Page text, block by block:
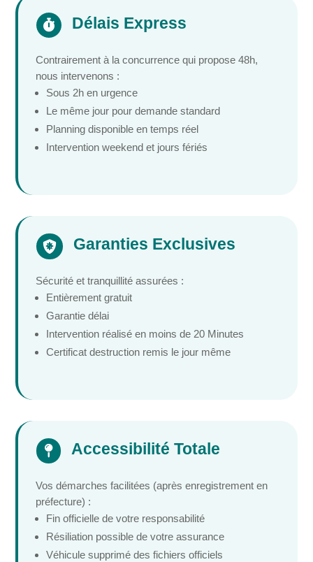
 Délais Express
Contrairement à la concurrence qui propose 48h,
nous intervenons :
Sous 2h en urgence
Le même jour pour demande standard
Planning disponible en temps réel
Intervention weekend et jours fériés
 Garanties Exclusives
Sécurité et tranquillité assurées :
Entièrement gratuit
Garantie délai
Intervention réalisé en moins de 20 Minutes
Certificat destruction remis le jour même
 Accessibilité Totale
Vos démarches facilitées (après enregistrement en
préfecture) :
Fin officielle de votre responsabilité
Résiliation possible de votre assurance
Véhicule supprimé des fichiers officiels